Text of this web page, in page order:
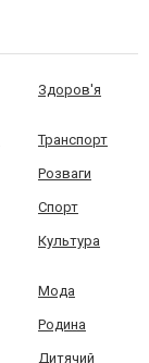
Здоров'я
Транспорт
Розваги
Спорт
Культура
Мода
Родина
Дитячий